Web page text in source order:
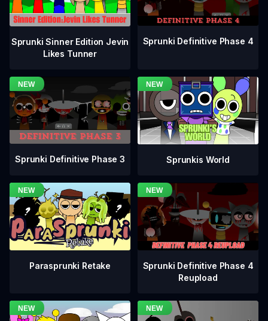
Sprunki Sinner Edition Jevin
Likes Tunner
Sprunki Definitive Phase 4
Sprunki Definitive Phase 3 Sprunkis World
Parasprunki Retake
Sprunki Definitive Phase 4
Reupload